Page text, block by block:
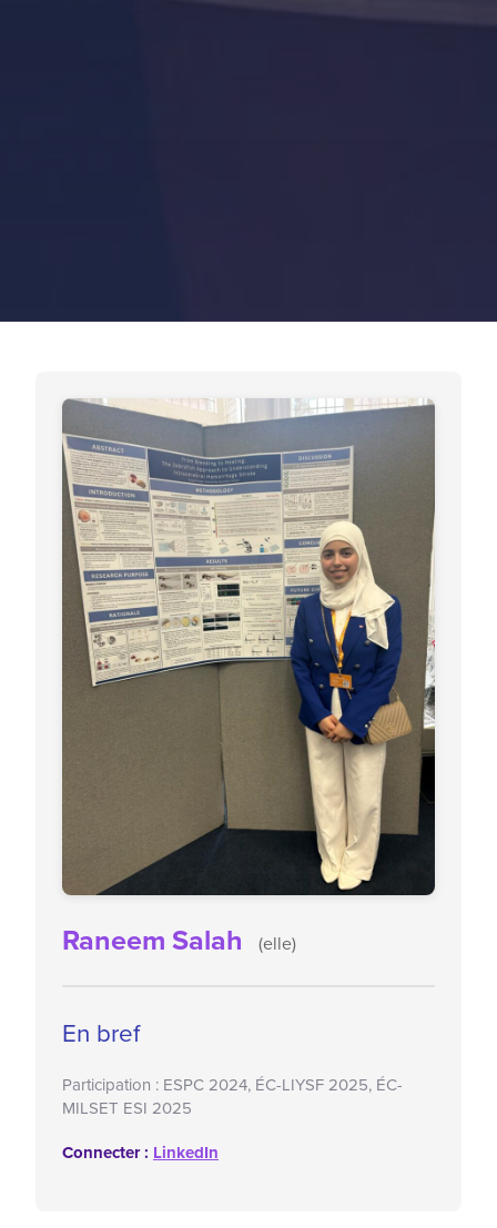
Raneem Salah (elle)
En bref
Participation : ESPC 2024, ÉC-LIYSF 2025, ÉC-
MILSET ESI 2025
Connecter : LinkedIn